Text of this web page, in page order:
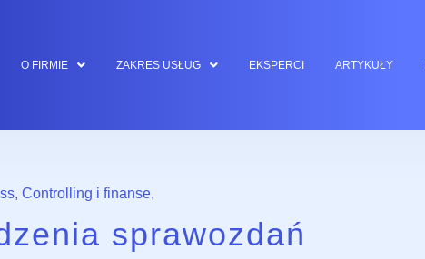
O FIRMIE ZAKRES USŁUG EKSPERCI ARTYKUŁY
, Controlling i finanse,
sprawozdań